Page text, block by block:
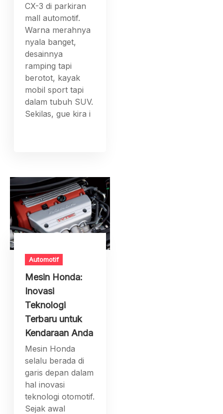
CX-3 di parkiran
mall automotif.
Warna merahnya
nyala banget,
desainnya
ramping tapi
berotot, kayak
mobil sport tapi
dalam tubuh SUV.
Sekilas, gue kira i
Automotif
Mesin Honda:
Inovasi
Teknologi
Terbaru untuk
Kendaraan Anda
Mesin Honda
selalu berada di
garis depan dalam
hal inovasi
teknologi otomotif.
Sejak awal